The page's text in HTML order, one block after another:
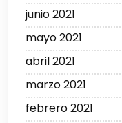
junio 2021
mayo 2021
abril 2021
marzo 2021
febrero 2021